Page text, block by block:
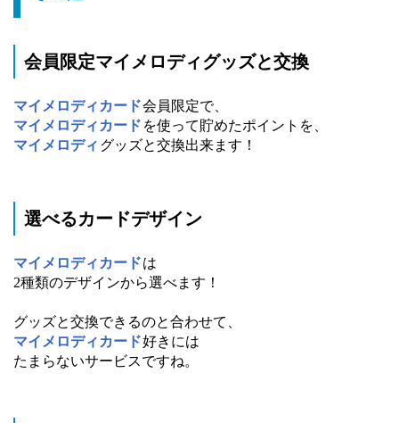
会員限定マイメロディグッズと交換
マイメロディカード会員限定で、
マイメロディカード を使って貯めたポイントを、
マイメロディ グッズと交換出来ます！
選べるカードデザイン
マイメロディカードは
2種類のデザインから選べます！
グッズと交換できるのと合わせて、
マイメロディカード好きには
たまらないサービスですね。